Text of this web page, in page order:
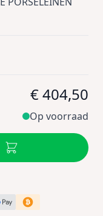
€ 404,50
Op voorraad